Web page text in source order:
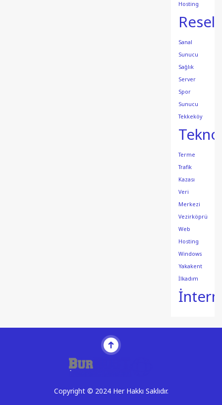
Hosting
Sanal
Sunucu
Sağlık
Server
Spor
Sunucu
Tekkeköy
Terme
Trafik
Kazası
Veri
Merkezi
Vezirköprü
Web
Hosting
Windows
Yakakent
İlkadım
Copyright © 2024 Her Hakkı Saklıdır.